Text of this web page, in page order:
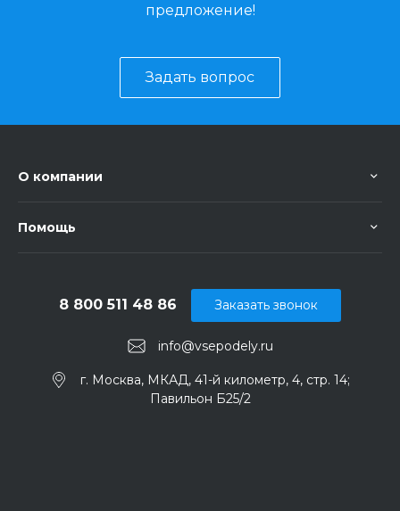
предложение!
Задать вопрос
О компании
Помощь
info@vsepodely.ru
8 800 511 48 86
г. Москва, МКАД, 41-й километр, 4, стр. 14;
Павильон Б25/2
Заказать звонок